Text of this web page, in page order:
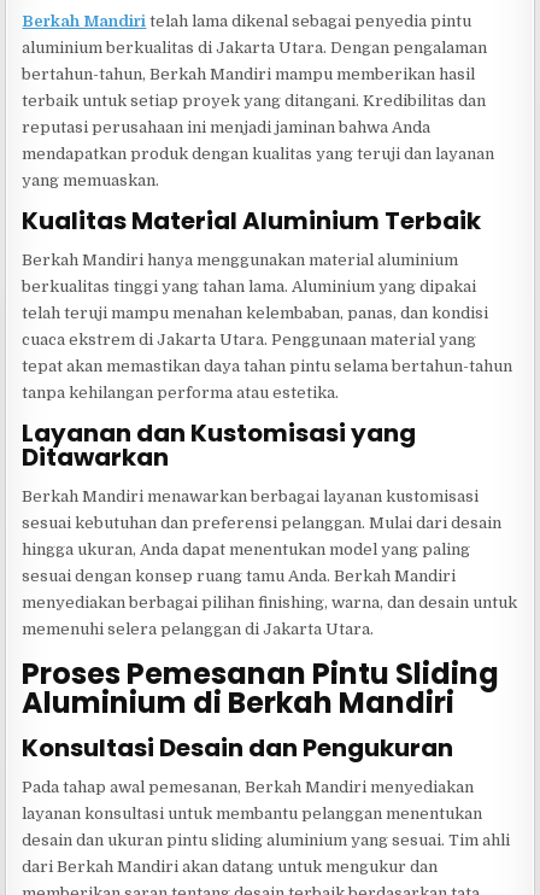
Berkah Mandiri telah lama dikenal sebagai penyedia pintu
aluminium berkualitas di Jakarta Utara. Dengan pengalaman
bertahun-tahun, Berkah Mandiri mampu memberikan hasil
terbaik untuk setiap proyek yang ditangani. Kredibilitas dan
reputasi perusahaan ini menjadi jaminan bahwa Anda
mendapatkan produk dengan kualitas yang teruji dan layanan
yang memuaskan.
Kualitas Material Aluminium Terbaik
Berkah Mandiri hanya menggunakan material aluminium
berkualitas tinggi yang tahan lama. Aluminium yang dipakai
telah teruji mampu menahan kelembaban, panas, dan kondisi
cuaca ekstrem di Jakarta Utara. Penggunaan material yang
tepat akan memastikan daya tahan pintu selama bertahun-tahun
tanpa kehilangan performa atau estetika.
Layanan dan Kustomisasi yang
Ditawarkan
Berkah Mandiri menawarkan berbagai layanan kustomisasi
sesuai kebutuhan dan preferensi pelanggan. Mulai dari desain
hingga ukuran, Anda dapat menentukan model yang paling
sesuai dengan konsep ruang tamu Anda. Berkah Mandiri
menyediakan berbagai pilihan finishing, warna, dan desain untuk
memenuhi selera pelanggan di Jakarta Utara.
Proses Pemesanan Pintu Sliding
Aluminium di Berkah Mandiri
Konsultasi Desain dan Pengukuran
Pada tahap awal pemesanan, Berkah Mandiri menyediakan
layanan konsultasi untuk membantu pelanggan menentukan
desain dan ukuran pintu sliding aluminium yang sesuai. Tim ahli
dari Berkah Mandiri akan datang untuk mengukur dan